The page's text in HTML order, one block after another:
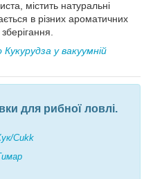
містить натуральні
в різних ароматичних
Кукурудза у вакуумній
для рибної ловлі.
Cukk